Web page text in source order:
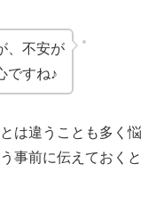
、不安が
ですね♪
は違うことも多く悩
事前に伝えておくと